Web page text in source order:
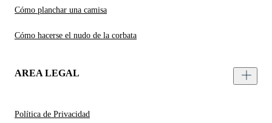
Cómo planchar una camisa
Cómo hacerse el nudo de la corbata
AREA LEGAL
Política de Privacidad